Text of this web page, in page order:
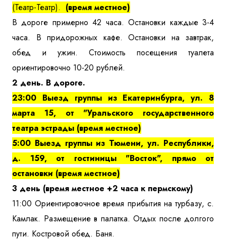
(Театр-Театр). (время местное)
В дороге примерно 42 часа. Остановки каждые 3-4
часа. В придорожных кафе. Остановки на завтрак,
обед и ужин. Стоимость посещения туалета
ориентировочно 10-20 рублей.
2 день. В дороге.
23:00 Выезд группы из Екатеринбурга, ул. 8
марта 15, от "Уральского государственного
театра эстрады (время местное)
5:00 Выезд группы из Тюмени, ул. Республики,
д. 159, от гостиницы "Восток", прямо от
остановки (время местное)
3 день (время местное +2 часа к пермскому)
11:00 Ориентировочное время прибытия на турбазу, с.
Камлак. Размещение в палатка. Отдых после долгого
пути. Костровой обед. Баня.